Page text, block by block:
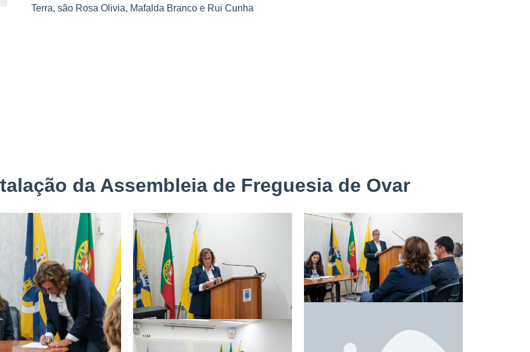
Terra, são Rosa Olivia, Mafalda Branco e Rui Cunha
da Assembleia de Freguesia de Ovar